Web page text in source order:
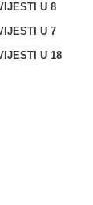
U 8
U 7
U 18